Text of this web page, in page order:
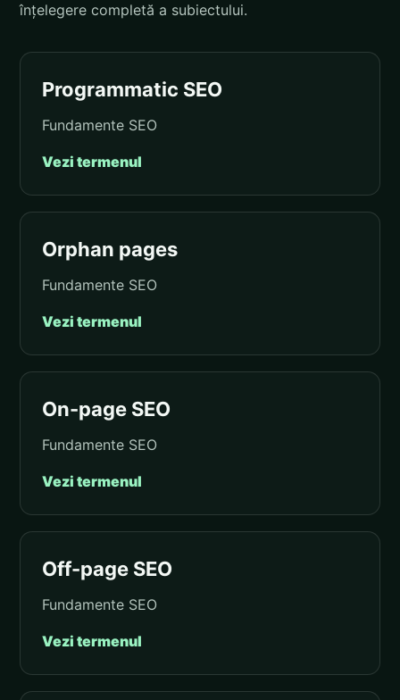
înțelegere completă a subiectului.
Programmatic SEO
Fundamente SEO
Vezi termenul
Orphan pages
Fundamente SEO
Vezi termenul
On-page SEO
Fundamente SEO
Vezi termenul
Off-page SEO
Fundamente SEO
Vezi termenul